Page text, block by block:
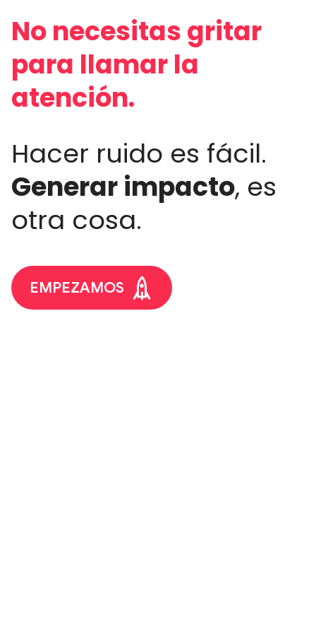
No necesitas gritar
para llamar la
atención.
Hacer ruido es fácil.
Generar impacto, es
otra cosa.
EMPEZAMOS